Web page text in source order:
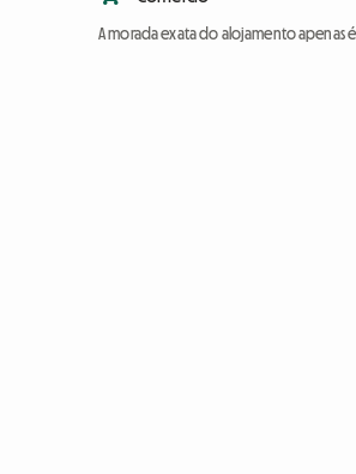
A morada exata do alojamento apenas